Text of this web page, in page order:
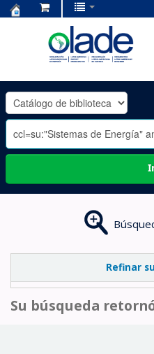
OLADE
-
Refinar
Su búsqueda